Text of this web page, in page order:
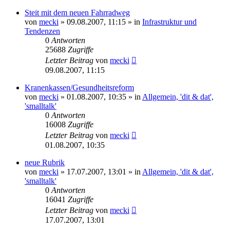
Steit mit dem neuen Fahrradweg
von mecki » 09.08.2007, 11:15 » in Infrastruktur und
Tendenzen
0 Antworten
25688 Zugriffe
Letzter Beitrag von mecki
09.08.2007, 11:15
Kranenkassen/Gesundheitsreform
von mecki » 01.08.2007, 10:35 » in Allgemein, 'dit & dat',
'smalltalk'
0 Antworten
16008 Zugriffe
Letzter Beitrag von mecki
01.08.2007, 10:35
neue Rubrik
von mecki » 17.07.2007, 13:01 » in Allgemein, 'dit & dat',
'smalltalk'
0 Antworten
16041 Zugriffe
Letzter Beitrag von mecki
17.07.2007, 13:01